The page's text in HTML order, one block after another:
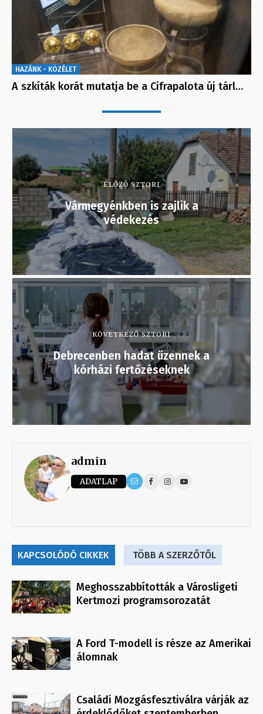
HAZÁNK - KÖZÉLET
A szkíták korát mutatja be a Cifrapalota új tárl…
ELŐZŐ SZTORI
Vármegyénkben is zajlik a
védekezés
KÖVETKEZŐ SZTORI
Debrecenben hadat üzennek a
kórházi fertőzéseknek
admin
ADATLAP
KAPCSOLÓDÓ CIKKEK TÖBB A SZERZŐTŐL
Meghosszabbították a Városligeti
Kertmozi programsorozatát
A Ford T-modell is része az Amerikai
álomnak
Családi Mozgásfesztiválra várják az